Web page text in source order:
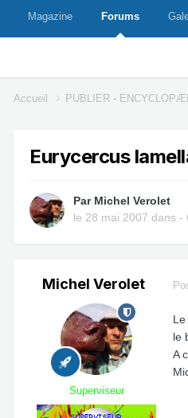
Magazine Forums
Accueil PUBLIER -
Eurycercus
Par Michel Verolet
le 28 mai 2007 dans -
Michel Verolet
Superviseur
le
A